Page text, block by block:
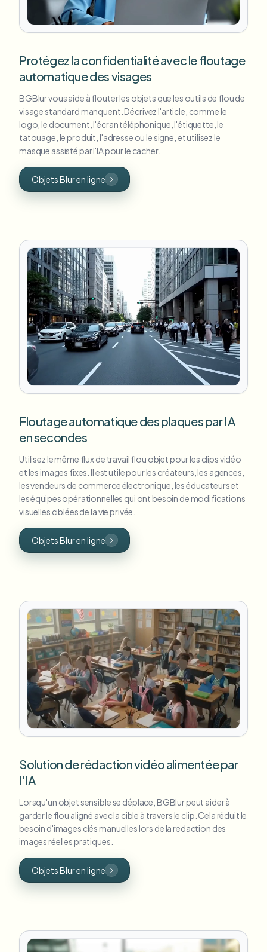
Protégez la confidentialité avec le floutage
automatique des visages
BGBlur vous aide à flouter les objets que les outils de flou de
visage standard manquent. Décrivez l'article, comme le
logo, le document, l'écran téléphonique, l'étiquette, le
tatouage, le produit, l'adresse ou le signe, et utilisez le
masque assisté par l'IA pour le cacher.
Objets Blur en ligne
Floutage automatique des plaques par IA
en secondes
Utilisez le même flux de travail flou objet pour les clips vidéo
et les images fixes. Il est utile pour les créateurs, les agences,
les vendeurs de commerce électronique, les éducateurs et
les équipes opérationnelles qui ont besoin de modifications
visuelles ciblées de la vie privée.
Objets Blur en ligne
Solution de rédaction vidéo alimentée par
l'IA
Lorsqu'un objet sensible se déplace, BGBlur peut aider à
garder le flou aligné avec la cible à travers le clip. Cela réduit le
besoin d'images clés manuelles lors de la redaction des
images réelles pratiques.
Objets Blur en ligne